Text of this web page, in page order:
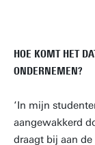
HOE KOMT HET
ONDERNEMEN?
‘In mijn
aangewakkerd
draagt bij aan